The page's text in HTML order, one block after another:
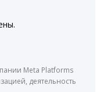
Meta Platforms
деятельность